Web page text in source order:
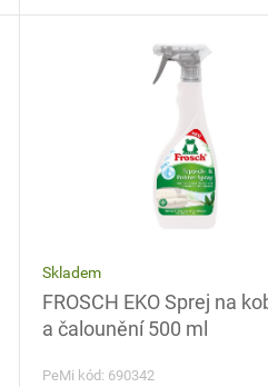
Skladem
FROSCH EKO Sprej na
a čalounění 500 ml
PeMi kód: 690342